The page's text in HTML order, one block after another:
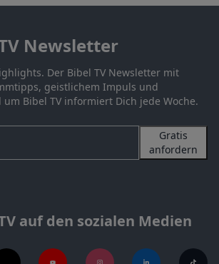
Newsletter
Der Bibel TV Newsletter mit
geistlichem Impuls und
Bibel TV informiert Dich jede Woche.
Gratis
anfordern
auf den sozialen Medien